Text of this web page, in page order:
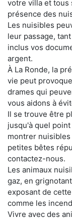
votre villa et tous
présence des
Les nuisibles
leur passage,
inclus vos
argent.
À La Ronde, la
vie peut
drames qui
vous aidons à
Il se trouve être
jusqu'à quel
montrer
petites bêtes
contactez-nous.
Les animaux
gaz, en
exposant de
comme les
Vivre avec des